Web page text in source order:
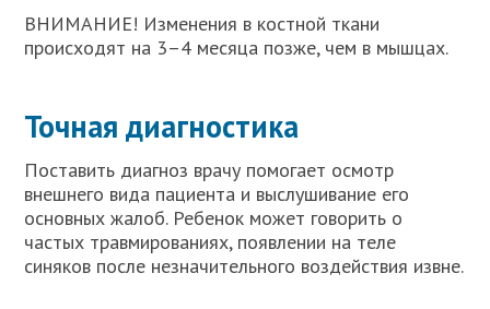
ВНИМАНИЕ! Изменения в костной ткани
происходят на 3–4 месяца позже, чем в мышцах.
Точная диагностика
Поставить диагноз врачу помогает осмотр
внешнего вида пациента и выслушивание его
основных жалоб. Ребенок может говорить о
частых травмированиях, появлении на теле
синяков после незначительного воздействия извне.